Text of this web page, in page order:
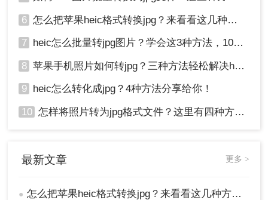
6 怎么把苹果heic格式转换jpg？来看看这几种方法吧！
7 heic怎么批量转jpg图片？学会这3种方法，10秒转换上百张图片。
8 苹果手机照片如何转jpg？三种方法轻松解决heic图片转换！
9 heic怎么转化成jpg？4种方法分享给你！
10 怎样将照片转为jpg格式文件？这里有四种方法！
最新文章 更多 >
● 怎么把苹果heic格式转换jpg？来看看这几种方法吧！